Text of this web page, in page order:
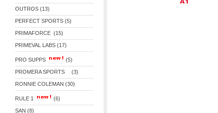
OUTROS (13)
PERFECT SPORTS (5)
PRIMAFORCE (15)
PRIMEVAL LABS (17)
PRO SUPPS (5)
PROMERA SPORTS (3)
RONNIE COLEMAN (30)
RULE 1 (6)
SAN (8)